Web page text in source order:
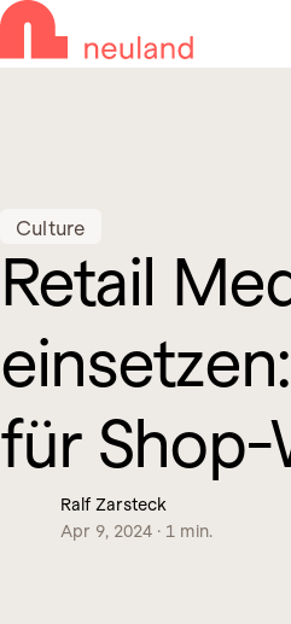
Skip to navigation
Skip to main content
Culture
Retail
für Shop-
Ralf Zarsteck
Apr 9, 2024 · 1 min.